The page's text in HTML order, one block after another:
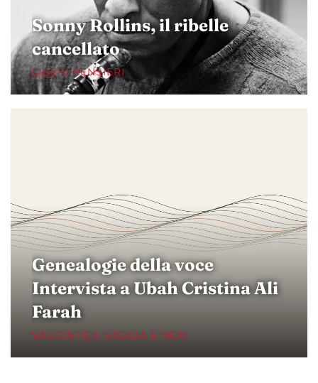
Sonny Rollins, il ribelle
cancellato
LIBERI PENSIERI
Genealogie della voce
Intervista a Ubah Cristina Ali
Farah
SAGGISTICA SAGGIA E NON